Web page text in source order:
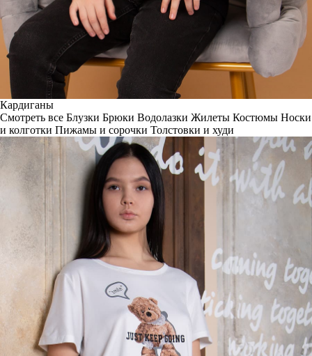
Кардиганы
Смотреть все Блузки Брюки Водолазки Жилеты Костюмы Носки
и колготки Пижамы и сорочки Толстовки и худи